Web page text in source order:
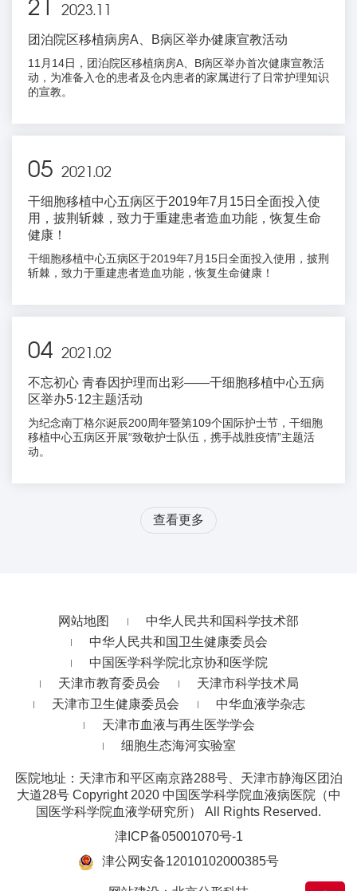
21 2023.11
团泊院区移植病房A、B病区举办健康宣教活动
11月14日，团泊院区移植病房A、B病区举办首次健康宣教活
动，为准备入仓的患者及仓内患者的家属进行了日常护理知识
的宣教。
05 2021.02
干细胞移植中心五病区于2019年7月15日全面投入使
用，披荆斩棘，致力于重建患者造血功能，恢复生命
健康！
干细胞移植中心五病区于2019年7月15日全面投入使用，披荆
斩棘，致力于重建患者造血功能，恢复生命健康！
04 2021.02
不忘初心 青春因护理而出彩——干细胞移植中心五病
区举办5·12主题活动
为纪念南丁格尔诞辰200周年暨第109个国际护士节，干细胞
移植中心五病区开展“致敬护士队伍，携手战胜疫情”主题活
动。
查看更多
网站地图
中华人民共和国科学技术部
中华人民共和国卫生健康委员会
中国医学科学院北京协和医学院
天津市教育委员会
天津市科学技术局
天津市卫生健康委员会
中华血液学杂志
天津市血液与再生医学学会
细胞生态海河实验室
医院地址：天津市和平区南京路288号、天津市静海区团泊
大道28号 Copyright 2020 中国医学科学院血液病医院（中
国医学科学院血液学研究所） All Rights Reserved.
津ICP备05001070号-1
津公网安备12010102000385号